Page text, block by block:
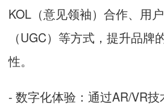
KOL（意见领袖）合作、用
（UGC）等方式，提升品牌
性。
- 数字化体验：通过AR/VR